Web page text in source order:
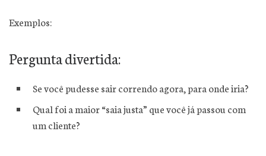
Exemplos:
Pergunta divertida:
Se você pudesse sair correndo agora, para onde iria?
Qual foi a maior “saia justa” que você já passou com
um cliente?